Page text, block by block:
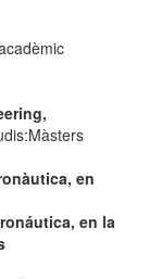
en
en la